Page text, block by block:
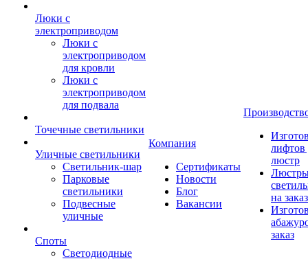
Люки с
электроприводом
Люки с
электроприводом
для кровли
Люки с
электроприводом
для подвала
Точечные светильники
Уличные светильники
Светильник-шар
Парковые
светильники
Подвесные
уличные
Споты
Светодиодные
Компания
Сертификаты
Новости
Блог
Вакансии
лифтов
люстр
на заказ
заказ